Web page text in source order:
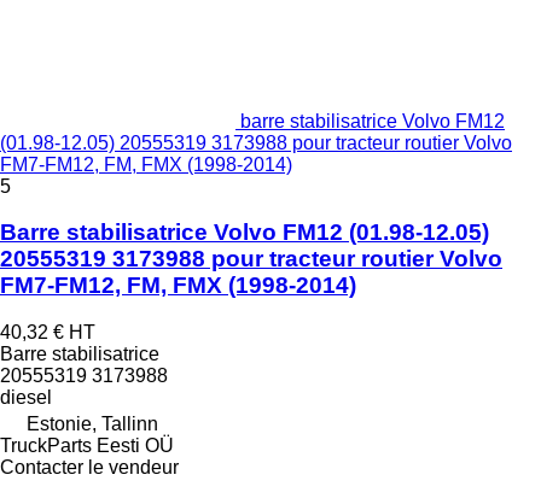
barre stabilisatrice Volvo FM12
(01.98-12.05) 20555319 3173988 pour tracteur routier Volvo
FM7-FM12, FM, FMX (1998-2014)
5
Barre stabilisatrice Volvo FM12 (01.98-12.05)
20555319 3173988 pour tracteur routier Volvo
FM7-FM12, FM, FMX (1998-2014)
40,32 € HT
Barre stabilisatrice
20555319 3173988
diesel
Estonie, Tallinn
TruckParts Eesti OÜ
Contacter le vendeur